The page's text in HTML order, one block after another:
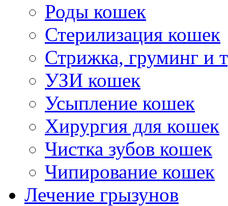
Роды кошек
Стерилизация кошек
Стрижка, груминг и
УЗИ кошек
Усыпление кошек
Хирургия для кошек
Чистка зубов кошек
Чипирование кошек
Лечение грызунов